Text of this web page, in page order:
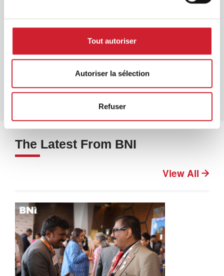
Tout autoriser
Autoriser la sélection
Refuser
BNI U
The Latest From BNI
View All